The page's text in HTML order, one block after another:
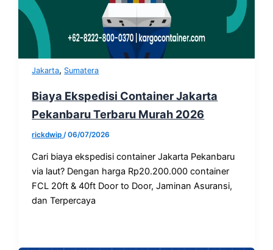
Jakarta, Sumatera
Biaya Ekspedisi Container Jakarta
Pekanbaru Terbaru Murah 2026
rickdwip/06/07/2026
Cari biaya ekspedisi container Jakarta Pekanbaru
via laut? Dengan harga Rp20.200.000 container
FCL 20ft & 40ft Door to Door, Jaminan Asuransi,
dan Terpercaya